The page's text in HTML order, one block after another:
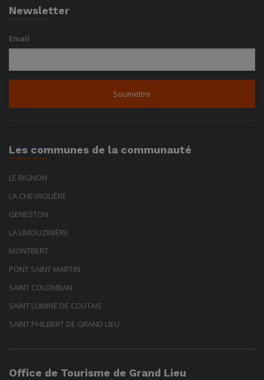
Newsletter
Email
Les communes de la communauté
LE BIGNON
LA CHEVROLIÈRE
GENESTON
LA LIMOUZINIÈRE
MONTBERT
PONT SAINT MARTIN
SAINT COLOMBAN
SAINT LUMINE DE COUTAIS
SAINT PHILBERT DE GRAND LIEU
Office de Tourisme de Grand Lieu